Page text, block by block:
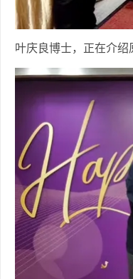
叶庆良博士，正在介